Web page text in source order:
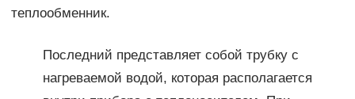
теплообменник.
Последний представляет собой трубку с
нагреваемой водой, которая располагается